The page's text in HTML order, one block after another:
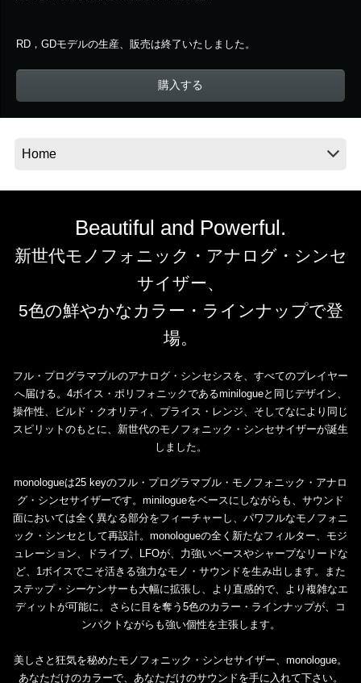
Location
RD，GDモデルの生産、販売は終了いたしました。
購入する
Beautiful and Powerful.
新世代モノフォニック・アナログ・シンセ
サイザー、
5色の鮮やかなカラー・ラインナップで登
場。
フル・プログラマブルのアナログ・シンセシスを、すべてのプレイヤー
へ届ける。4ボイス・ポリフォニックであるminilogueと同じデザイン、
操作性、ビルド・クオリティ、プライス・レンジ、そしてなにより同じ
スピリットのもとに、新世代のモノフォニック・シンセサイザーが誕生
しました。
monologueは25 keyのフル・プログラマブル・モノフォニック・アナロ
グ・シンセサイザーです。minilogueをベースにしながらも、サウンド
面においては全く異なる部分をフィーチャーし、パワフルなモノフォニ
ック・シンセとして再設計。monologueの全く新たなフィルター、モジ
ュレーション、ドライブ、LFOが、力強いベースやシャープなリードな
ど、1ボイスでこそ活きる強力なモノ・サウンドを生み出します。また
ステップ・シーケンサーも大幅に拡張し、より直感的で、より複雑なエ
ディットが可能に。さらに目を奪う5色のカラー・ラインナップが、コ
ンパクトながらも強い個性を主張します。
美しさと狂気を秘めたモノフォニック・シンセサイザー、monologue。
あなただけのカラーで、あなただけのサウンドを手に入れて下さい。